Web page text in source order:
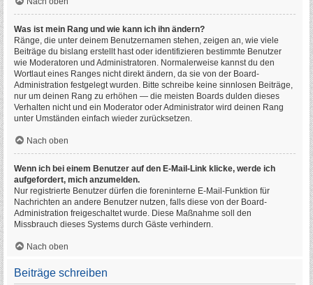
Was ist mein Rang und wie kann ich ihn ändern?
Ränge, die unter deinem Benutzernamen stehen, zeigen an, wie viele
Beiträge du bislang erstellt hast oder identifizieren bestimmte Benutzer
wie Moderatoren und Administratoren. Normalerweise kannst du den
Wortlaut eines Ranges nicht direkt ändern, da sie von der Board-
Administration festgelegt wurden. Bitte schreibe keine sinnlosen Beiträge,
nur um deinen Rang zu erhöhen — die meisten Boards dulden dieses
Verhalten nicht und ein Moderator oder Administrator wird deinen Rang
unter Umständen einfach wieder zurücksetzen.
Nach oben
Wenn ich bei einem Benutzer auf den E-Mail-Link klicke, werde ich
aufgefordert, mich anzumelden.
Nur registrierte Benutzer dürfen die foreninterne E-Mail-Funktion für
Nachrichten an andere Benutzer nutzen, falls diese von der Board-
Administration freigeschaltet wurde. Diese Maßnahme soll den
Missbrauch dieses Systems durch Gäste verhindern.
Nach oben
Beiträge schreiben